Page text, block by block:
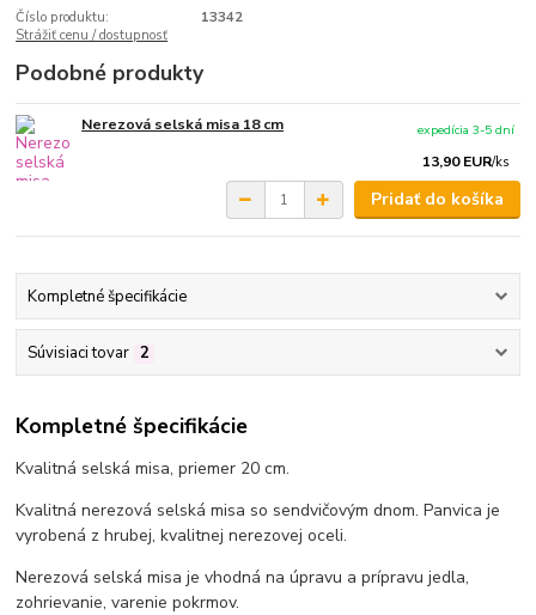
Číslo produktu:
13342
Strážiť cenu / dostupnosť
Podobné produkty
Nerezová selská misa 18 cm
13,90 EUR/ks
expedícia 3-5 dní
Pridať do košíka
Kompletné špecifikácie
Súvisiaci tovar 2
Kompletné špecifikácie
Kvalitná selská misa, priemer 20 cm.
Kvalitná nerezová selská misa so sendvičovým dnom. Panvica je
vyrobená z hrubej, kvalitnej nerezovej oceli.
Nerezová selská misa je vhodná na úpravu a prípravu jedla,
zohrievanie, varenie pokrmov.